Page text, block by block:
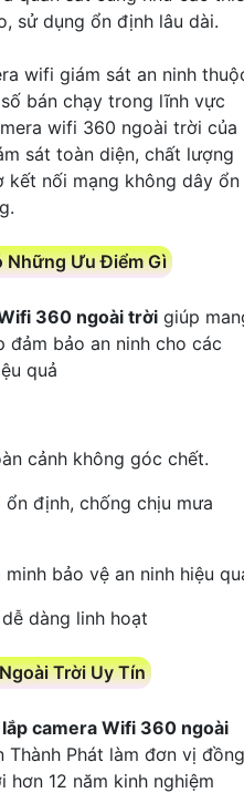
sử dụng ổn định lâu dài.
wifi giám sát an ninh
bán chạy trong lĩnh vực
wifi 360 ngoài trời của
sát toàn diện, chất lượng
kết nối mạng không dây ổn
Những Ưu Điểm Gì
360 ngoài trời giúp
bảo an ninh cho các
quả
cảnh không góc chết.
định, chống chịu mưa
bảo vệ an ninh hiệu
dàng linh hoạt
Trời Uy Tín
lắp camera Wifi 360 ngoài
Phát làm đơn vị đồng
hơn 12 năm kinh nghiệm